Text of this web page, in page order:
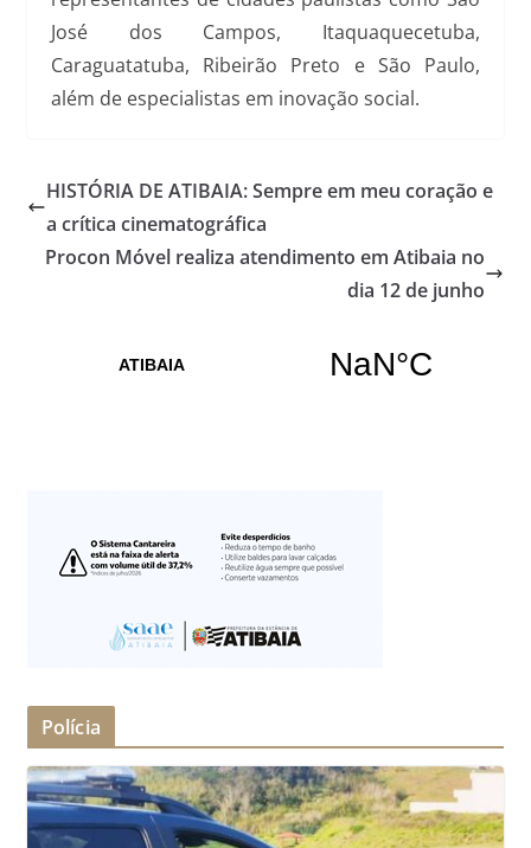
José dos Campos, Itaquaquecetuba,
Caraguatatuba, Ribeirão Preto e São Paulo,
além de especialistas em inovação social.
HISTÓRIA DE ATIBAIA: Sempre em meu coração e
a crítica cinematográfica
Procon Móvel realiza atendimento em Atibaia no
dia 12 de junho
Polícia